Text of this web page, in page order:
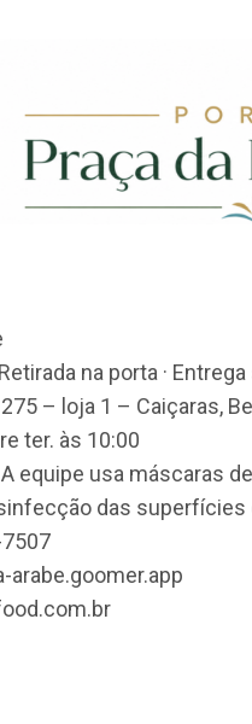
na porta ·
275 – loja 1 – Caiçaras,
ter. às 10:00
equipe usa máscaras
das
arabe.goomer.app